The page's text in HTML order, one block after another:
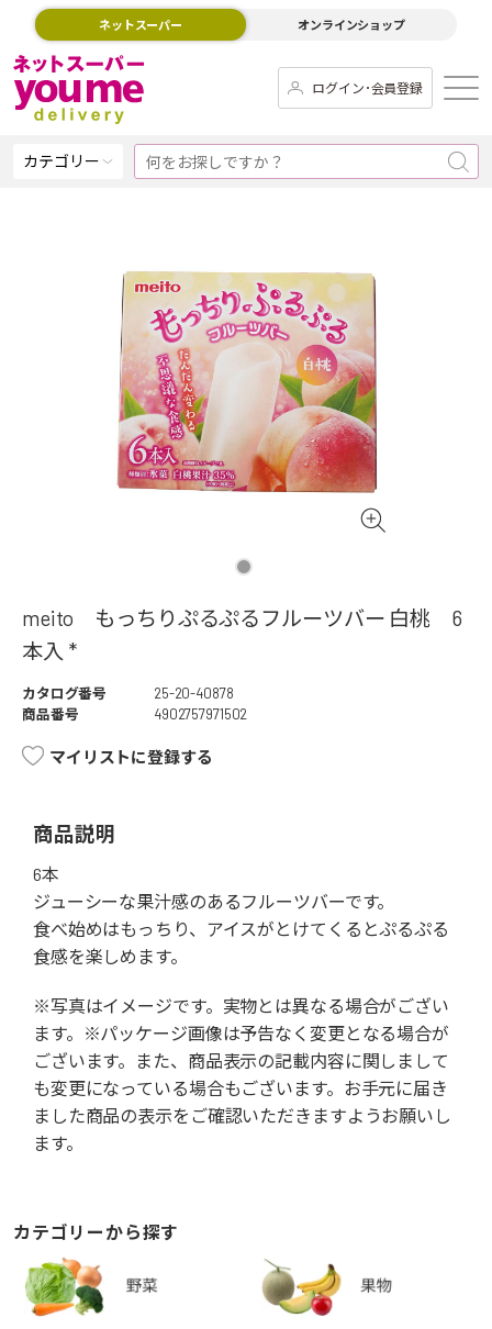
ネットスーパー オンラインショップ
ログイン･会員登録
カテゴリー
meito もっちりぷるぷるフルーツバー 白桃 6
本入 *
カタログ番号
25-20-40878
商品番号
4902757971502
マイリストに登録する
商品説明
6本
ジューシーな果汁感のあるフルーツバーです。
食べ始めはもっちり、アイスがとけてくるとぷるぷる
食感を楽しめます。
※写真はイメージです。実物とは異なる場合がござい
ます。※パッケージ画像は予告なく変更となる場合が
ございます。また、商品表示の記載内容に関しまして
も変更になっている場合もございます。お手元に届き
ました商品の表示をご確認いただきますようお願いし
ます。
カテゴリーから探す